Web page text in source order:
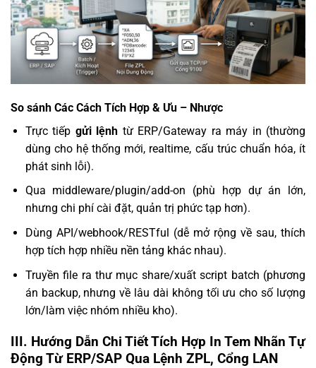
So sánh Các Cách Tích Hợp & Ưu – Nhược
Trực tiếp gửi lệnh từ ERP/Gateway ra máy in (thường
dùng cho hệ thống mới, realtime, cấu trúc chuẩn hóa, ít
phát sinh lỗi).
Qua middleware/plugin/add-on (phù hợp dự án lớn,
nhưng chi phí cài đặt, quản trị phức tạp hơn).
Dùng API/webhook/RESTful (dễ mở rộng về sau, thích
hợp tích hợp nhiều nền tảng khác nhau).
Truyền file ra thư mục share/xuất script batch (phương
án backup, nhưng về lâu dài không tối ưu cho số lượng
lớn/làm việc nhóm nhiều kho).
III. Hướng Dẫn Chi Tiết Tích Hợp In Tem Nhãn Tự
Động Từ ERP/SAP Qua Lệnh ZPL, Cổng LAN